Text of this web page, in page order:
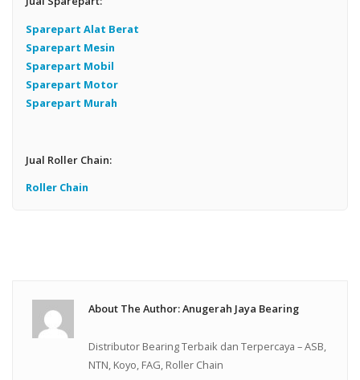
Sparepart Alat Berat
Sparepart Mesin
Sparepart Mobil
Sparepart Motor
Sparepart Murah
Jual Roller Chain:
Roller Chain
About The Author: Anugerah Jaya Bearing
Distributor Bearing Terbaik dan Terpercaya – ASB,
NTN, Koyo, FAG, Roller Chain